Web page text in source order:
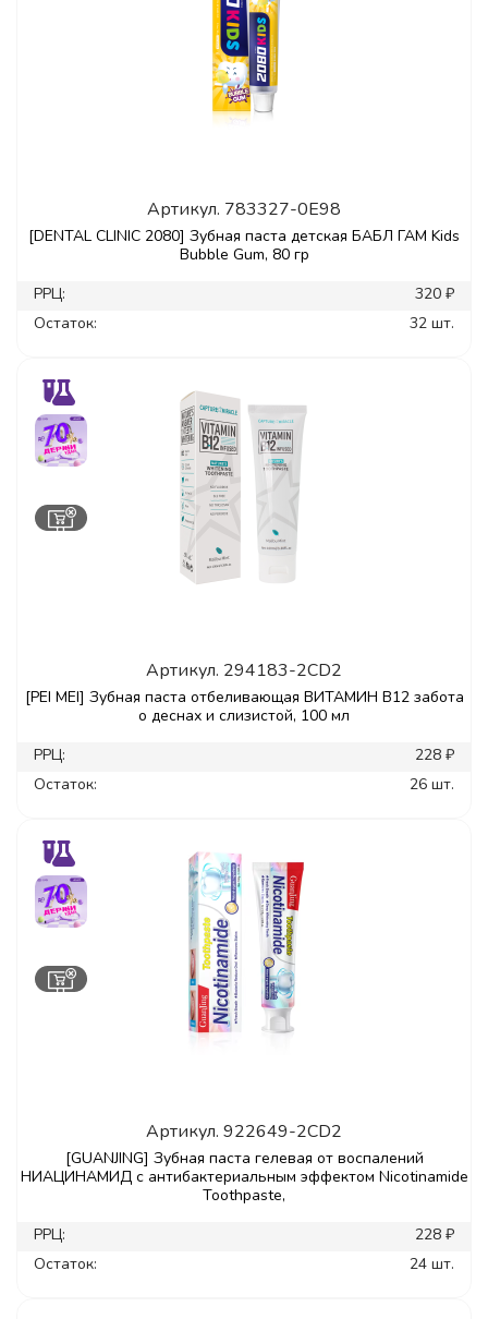
Артикул. 783327-0E98
[DENTAL CLINIC 2080] Зубная паста детская БАБЛ ГАМ Kids
Bubble Gum, 80 гр
РРЦ:
320 ₽
Остаток:
32 шт.
Артикул. 294183-2CD2
[PEI MEI] Зубная паста отбеливающая ВИТАМИН В12 забота
о деснах и слизистой, 100 мл
РРЦ:
228 ₽
Остаток:
26 шт.
Артикул. 922649-2CD2
[GUANJING] Зубная паста гелевая от воспалений
НИАЦИНАМИД с антибактериальным эффектом Nicotinamide
Toothpaste,
РРЦ:
228 ₽
Остаток:
24 шт.